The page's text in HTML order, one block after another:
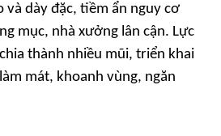
và dày đặc, tiềm ẩn nguy cơ
mục, nhà xưởng lân cận. Lực
thành nhiều mũi, triển khai
mát, khoanh vùng, ngăn